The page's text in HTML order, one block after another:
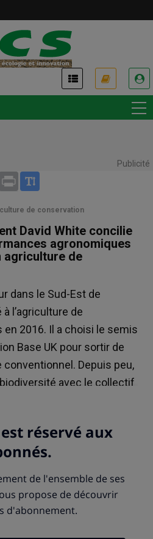
Publicité
Email Print
de conservation
David White concilie
agronomiques
agriculture de
dans le Sud-Est de
à l’agriculture de
2016. Il a choisi le semis
Base UK pour sortir de
conventionnel. Depuis peu,
avec le collectif